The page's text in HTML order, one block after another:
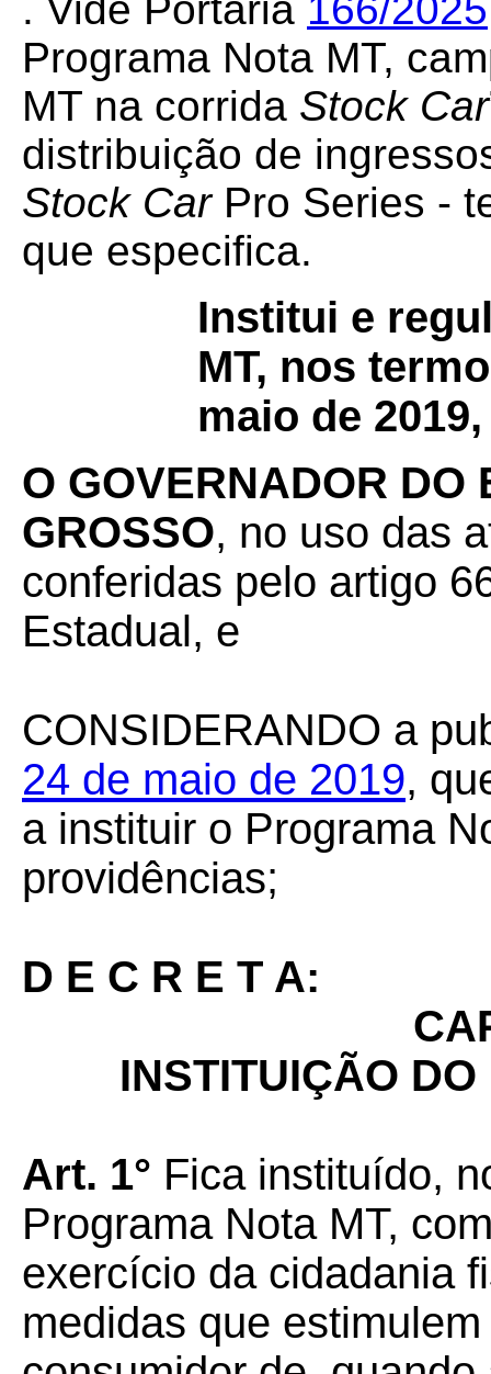
Programa Nota MT,
MT na corrida Stock Car
distribuição de
Stock Car Pro Series -
que especifica.
Institui e
MT, nos
maio de
O GOVERNADOR DO
GROSSO, no uso das
conferidas pelo artigo
Estadual, e
CONSIDERANDO a
24 de maio de 2019,
a instituir o Programa
providências;
D E C R E T A:
INSTITUIÇÃO
Art. 1° Fica instituído,
Programa Nota MT,
exercício da cidadania
medidas que